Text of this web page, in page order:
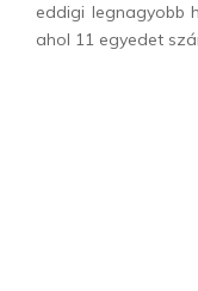
eddigi legnagyobb
ahol 11 egyedet